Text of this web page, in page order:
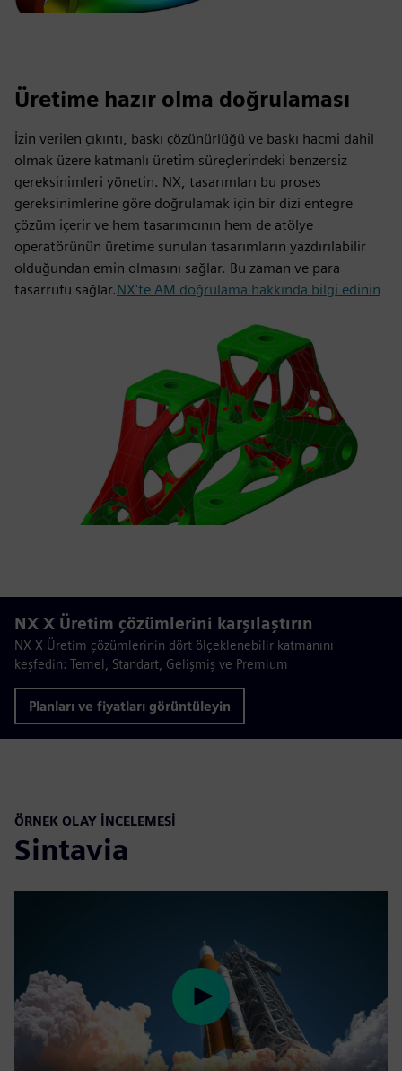
Üretime hazır olma doğrulaması
İzin verilen çıkıntı, baskı çözünürlüğü ve baskı hacmi dahil
olmak üzere katmanlı üretim süreçlerindeki benzersiz
gereksinimleri yönetin. NX, tasarımları bu proses
gereksinimlerine göre doğrulamak için bir dizi entegre
çözüm içerir ve hem tasarımcının hem de atölye
operatörünün üretime sunulan tasarımların yazdırılabilir
olduğundan emin olmasını sağlar. Bu zaman ve para
tasarrufu sağlar.NX'te AM doğrulama hakkında bilgi edinin
NX X Üretim çözümlerini karşılaştırın
NX X Üretim çözümlerinin dört ölçeklenebilir katmanını
keşfedin: Temel, Standart, Gelişmiş ve Premium
Planları ve fiyatları görüntüleyin
ÖRNEK OLAY İNCELEMESI
Sintavia
Play